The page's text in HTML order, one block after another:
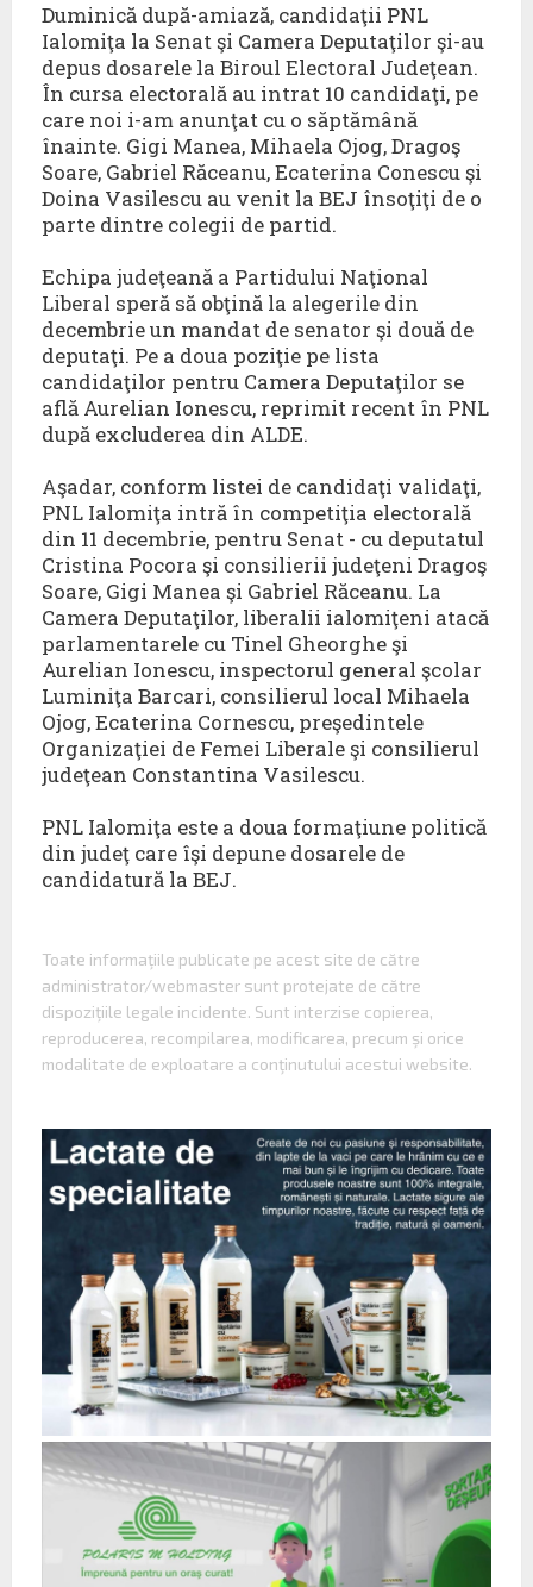
Duminică după-amiază, candidaţii PNL
Ialomiţa la Senat şi Camera Deputaţilor şi-au
depus dosarele la Biroul Electoral Judeţean.
În cursa electorală au intrat 10 candidaţi, pe
care noi i-am anunţat cu o săptămână
înainte. Gigi Manea, Mihaela Ojog, Dragoş
Soare, Gabriel Răceanu, Ecaterina Conescu şi
Doina Vasilescu au venit la BEJ însoţiţi de o
parte dintre colegii de partid.
Echipa judeţeană a Partidului Naţional
Liberal speră să obţină la alegerile din
decembrie un mandat de senator şi două de
deputaţi. Pe a doua poziţie pe lista
candidaţilor pentru Camera Deputaţilor se
află Aurelian Ionescu, reprimit recent în PNL
după excluderea din ALDE.
Aşadar, conform listei de candidaţi validaţi,
PNL Ialomiţa intră în competiţia electorală
din 11 decembrie, pentru Senat - cu deputatul
Cristina Pocora şi consilierii judeţeni Dragoş
Soare, Gigi Manea şi Gabriel Răceanu. La
Camera Deputaţilor, liberalii ialomiţeni atacă
parlamentarele cu Tinel Gheorghe şi
Aurelian Ionescu, inspectorul general şcolar
Luminiţa Barcari, consilierul local Mihaela
Ojog, Ecaterina Cornescu, preşedintele
Organizaţiei de Femei Liberale şi consilierul
judeţean Constantina Vasilescu.
PNL Ialomiţa este a doua formaţiune politică
din judeţ care îşi depune dosarele de
candidatură la BEJ.
Toate informaţiile publicate pe acest site de către
administrator/webmaster sunt protejate de către
dispoziţiile legale incidente. Sunt interzise copierea,
reproducerea, recompilarea, modificarea, precum şi orice
modalitate de exploatare a conţinutului acestui website.